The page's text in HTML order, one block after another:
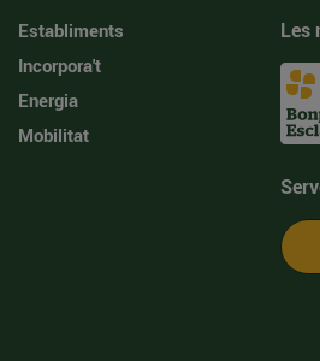
Establiments
Incorpora't
Energia
Mobilitat
Les